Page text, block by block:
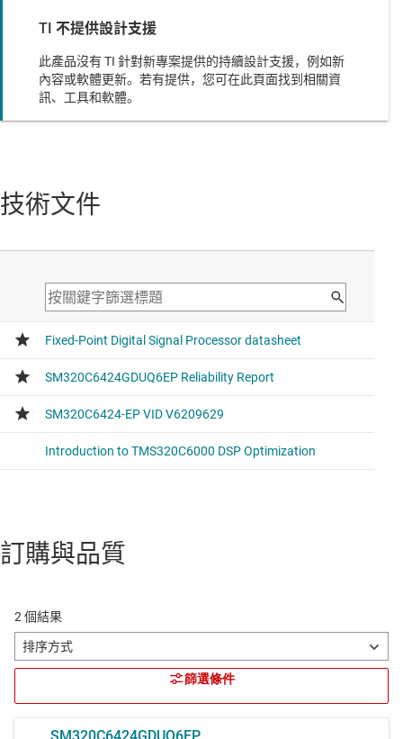
TI 不提供設計支援
此產品沒有 TI 針對新專案提供的持續設計支援，例如新
內容或軟體更新。若有提供，您可在此頁面找到相關資
訊、工具和軟體。
技術文件
訂購與品質